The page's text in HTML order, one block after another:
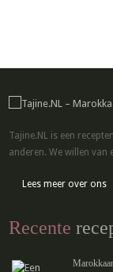
Tajine.NL is een
anderen. We willen van
Lees meer over ons
Recente